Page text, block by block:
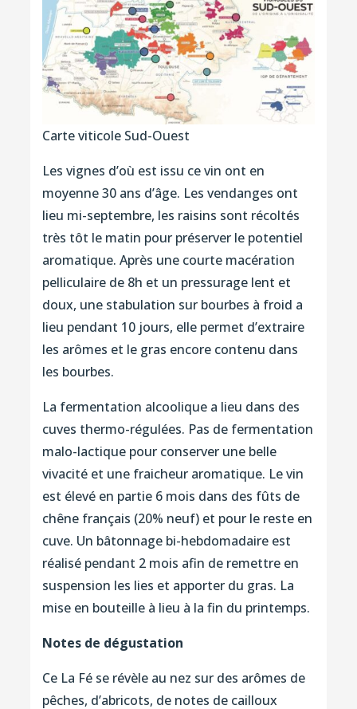
Carte viticole Sud-Ouest
Les vignes d’où est issu ce vin ont en
moyenne 30 ans d’âge. Les vendanges ont
lieu mi-septembre, les raisins sont récoltés
très tôt le matin pour préserver le potentiel
aromatique. Après une courte macération
pelliculaire de 8h et un pressurage lent et
doux, une stabulation sur bourbes à froid a
lieu pendant 10 jours, elle permet d’extraire
les arômes et le gras encore contenu dans
les bourbes.
La fermentation alcoolique a lieu dans des
cuves thermo-régulées. Pas de fermentation
malo-lactique pour conserver une belle
vivacité et une fraicheur aromatique. Le vin
est élevé en partie 6 mois dans des fûts de
chêne français (20% neuf) et pour le reste en
cuve. Un bâtonnage bi-hebdomadaire est
réalisé pendant 2 mois afin de remettre en
suspension les lies et apporter du gras. La
mise en bouteille à lieu à la fin du printemps.
Notes de dégustation
Ce La Fé se révèle au nez sur des arômes de
pêches, d’abricots, de notes de cailloux